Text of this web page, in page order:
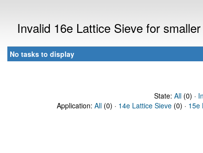
Invalid 16e Lattice Sieve for
No tasks to display
State: All(0) ·
Application: All (0) · 14e Lattice Sieve (0) · 15e